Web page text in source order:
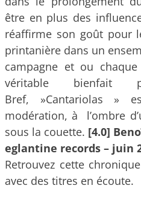
être en plus des
réaffirme son goût pour
printanière dans un
campagne et ou
véritable bienfait
Bref, »Cantariolas »
modération, à l’ombre
sous la couette. [4.0]
eglantine records – juin
Retrouvez cette
avec des titres en écoute.